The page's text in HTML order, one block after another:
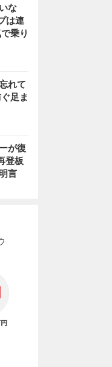
な
は連
乗り
れて
足ま
が復
登板
言